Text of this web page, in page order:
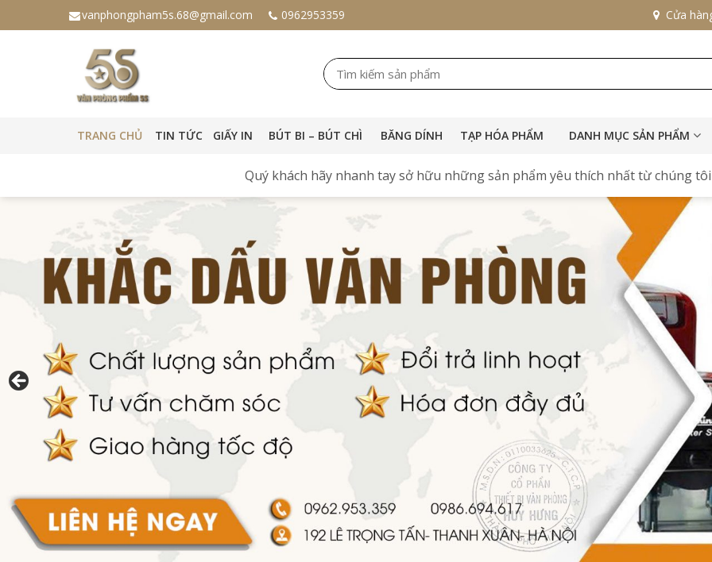
vanphongpham5s.68@gmail.com 0962953359 Cửa
TRANG CHỦ TIN TỨC GIẤY IN BÚT BI – BÚT CHÌ BĂNG DÍNH TẠP HÓA PHẨM DANH MỤC SẢN PHẨM
Quý khách hãy nhanh tay sở hữu những sản phẩm yêu thích nhất từ chúng tôi